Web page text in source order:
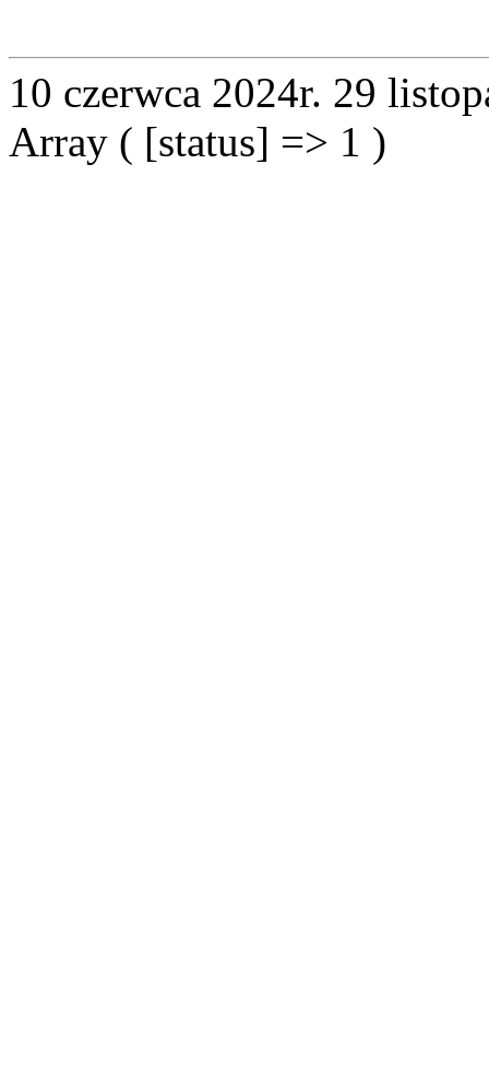
10 czerwca 2024r. 29
Array ( [status] => 1 )